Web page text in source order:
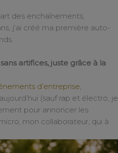
des enchaînements,
j’ai créé ma première auto-
artifices, juste grâce à la
d’entreprise,
(sauf rap et électro, je
pour annoncer les
mon collaborateur, qui à